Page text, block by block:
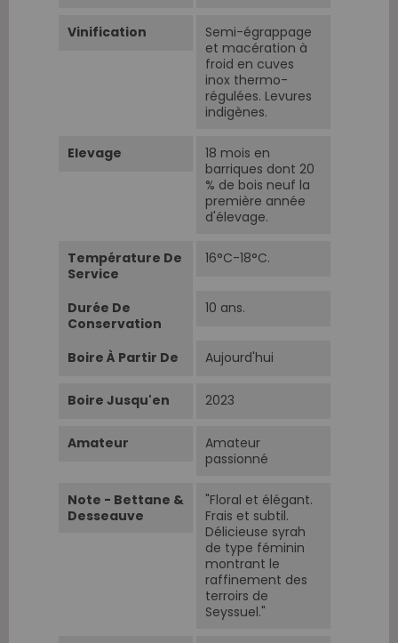
Vinification
Semi-égrappage
et macération à
froid en cuves
inox thermo-
régulées. Levures
indigènes.
Elevage
18 mois en
barriques dont 20
% de bois neuf la
première année
d'élevage.
Température De
Service
16°C-18°C.
Durée De
Conservation
10 ans.
Boire À Partir De Aujourd'hui
Boire Jusqu'en 2023
Amateur
Amateur
passionné
Note - Bettane &
Desseauve
"Floral et élégant.
Frais et subtil.
Délicieuse syrah
de type féminin
montrant le
raffinement des
terroirs de
Seyssuel."